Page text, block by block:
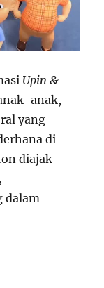
Upin &
anak,
yang
di
diajak
dalam